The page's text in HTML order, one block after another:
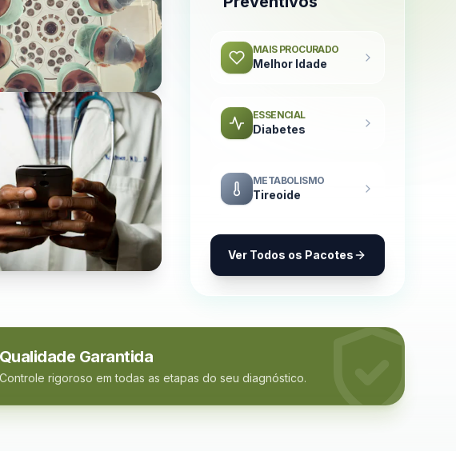
Preventivos
MAIS PROCURADO
Melhor Idade
ESSENCIAL
Diabetes
METABOLISMO
Tireoide
Ver Todos os Pacotes
Garantida
rigoroso em todas as etapas do seu diagnóstico.